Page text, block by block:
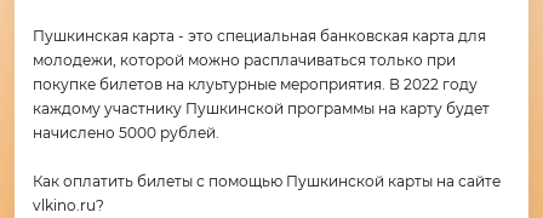
Пушкинская карта - это специальная банковская карта для
молодежи, которой можно расплачиваться только при
покупке билетов на клуьтурные мероприятия. В 2022 году
каждому участнику Пушкинской программы на карту будет
начислено 5000 рублей.
Как оплатить билеты с помощью Пушкинской карты на сайте
vlkino.ru?